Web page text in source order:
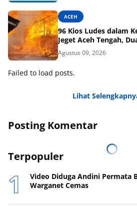
ACEH
96 Kios Ludes dalam
Jeget Aceh Tengah,
Agustus 09, 2026
Failed to load posts.
Lihat
Posting Komentar
Terpopuler
Video Diduga Andini Permata
Warganet Cemas